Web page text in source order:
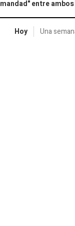
entre
Hoy Una